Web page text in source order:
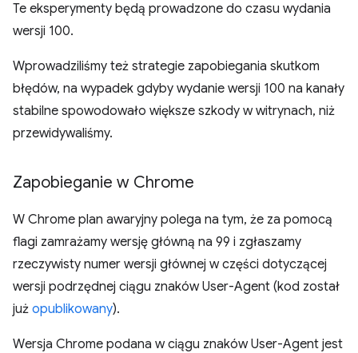
Te eksperymenty będą prowadzone do czasu wydania
wersji 100.
Wprowadziliśmy też strategie zapobiegania skutkom
błędów, na wypadek gdyby wydanie wersji 100 na kanały
stabilne spowodowało większe szkody w witrynach, niż
przewidywaliśmy.
Zapobieganie w Chrome
W Chrome plan awaryjny polega na tym, że za pomocą
flagi zamrażamy wersję główną na 99 i zgłaszamy
rzeczywisty numer wersji głównej w części dotyczącej
wersji podrzędnej ciągu znaków User-Agent (kod został
już opublikowany).
Wersja Chrome podana w ciągu znaków User-Agent jest